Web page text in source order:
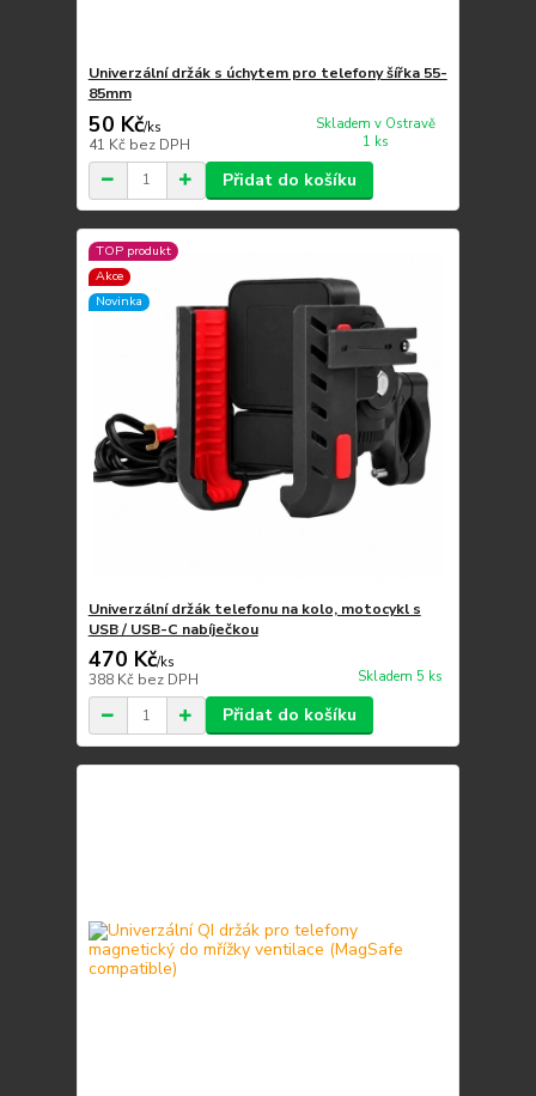
Univerzální držák s úchytem pro telefony šířka 55-
85mm
50 Kč/ks
41 Kč bez DPH
Skladem v Ostravě
1 ks
Přidat do košíku
TOP produkt
Akce
Novinka
Univerzální držák telefonu na kolo, motocykl s
USB / USB-C nabíječkou
470 Kč/ks
388 Kč bez DPH Skladem 5 ks
Přidat do košíku